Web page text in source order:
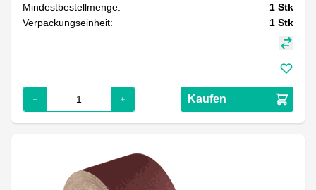
Mindestbestellmenge: 1 Stk
Verpackungseinheit:
1 Stk
Kaufen